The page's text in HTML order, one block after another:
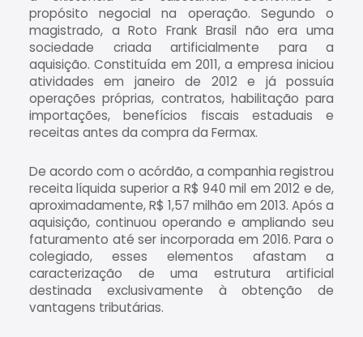
propósito negocial na operação. Segundo o
magistrado, a Roto Frank Brasil não era uma
sociedade criada artificialmente para a
aquisição. Constituída em 2011, a empresa iniciou
atividades em janeiro de 2012 e já possuía
operações próprias, contratos, habilitação para
importações, benefícios fiscais estaduais e
receitas antes da compra da Fermax.
De acordo com o acórdão, a companhia registrou
receita líquida superior a R$ 940 mil em 2012 e de,
aproximadamente, R$ 1,57 milhão em 2013. Após a
aquisição, continuou operando e ampliando seu
faturamento até ser incorporada em 2016. Para o
colegiado, esses elementos afastam a
caracterização de uma estrutura artificial
destinada exclusivamente à obtenção de
vantagens tributárias.